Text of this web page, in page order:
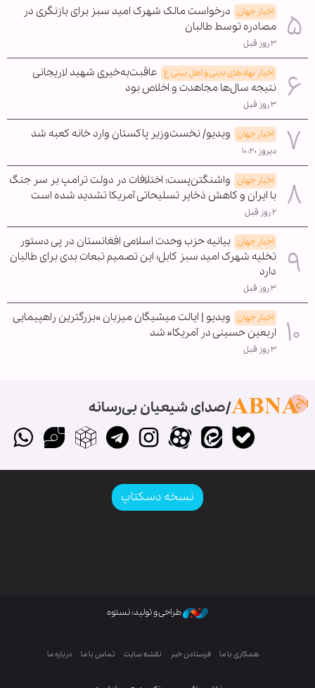
اخبار جهان درخواست مالک شهرک امید سبز برای بازنگری در
مصادره توسط طالبان
۳ روز قبل
اخبار نهادهای دینی و اهل بیتی ع عاقبت‌به‌خیری شهید لاریجانی
نتیجه سال‌ها مجاهدت و اخلاص بود
۳ روز قبل
اخبار جهان ویدیو/ نخست‌وزیر پاکستان وارد خانه کعبه شد
دیروز ۱۰:۲۰
اخبار جهان واشنگتن‌پست: اختلافات در دولت ترامپ بر سر جنگ
با ایران و کاهش ذخایر تسلیحاتی آمریکا تشدید شده است
۲ روز قبل
اخبار جهان بیانیه حزب وحدت اسلامی افغانستان در پی دستور
تخلیه شهرک امید سبز کابل؛ این تصمیم تبعات بدی برای طالبان
دارد
۳ روز قبل
اخبار جهان ویدیو | ایالت میشیگان میزبان »بزرگترین راهپیمایی
اربعین حسینی در آمریکا« شد
۳ روز قبل
صدای شیعیان بی‌رسانه
نسخه دسکتاپ
طراحی و تولید: نستوه
همکاری با ما فرستادن خبر نقشه سایت تماس با ما درباره ما